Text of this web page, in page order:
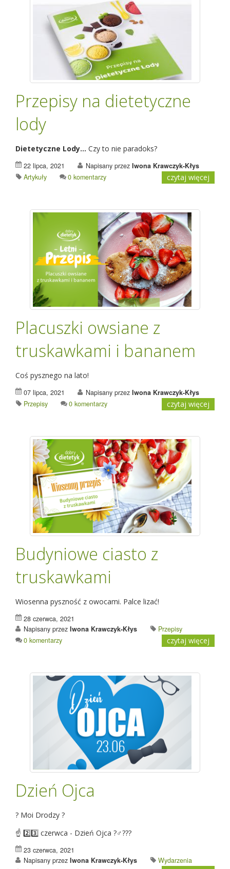
Przepisy na dietetyczne
lody
Dietetyczne Lody... Czy to nie paradoks?
22 lipca, 2021 Napisany przez Iwona Krawczyk-Kłys
Artykuły
0 komentarzy czytaj więcej
Placuszki owsiane z
truskawkami i bananem
Coś pysznego na lato!
07 lipca, 2021 Napisany przez Iwona Krawczyk-Kłys
Przepisy
0 komentarzy czytaj więcej
Budyniowe ciasto z
truskawkami
Wiosenna pyszność z owocami. Palce lizać!
28 czerwca, 2021
Napisany przez Iwona Krawczyk-Kłys
Przepisy
0 komentarzy
czytaj więcej
Dzień Ojca
? Moi Drodzy ?
☝️ 2️⃣3️⃣ czerwca - Dzień Ojca ?‍♂️?‍??
23 czerwca, 2021
Napisany przez Iwona Krawczyk-Kłys
Wydarzenia